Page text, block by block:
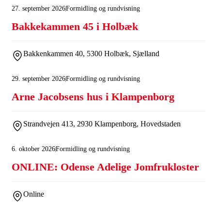
27. september 2026Formidling og rundvisning
Bakkekammen 45 i Holbæk
Bakkenkammen 40, 5300 Holbæk, Sjælland
29. september 2026Formidling og rundvisning
Arne Jacobsens hus i Klampenborg
Strandvejen 413, 2930 Klampenborg, Hovedstaden
6. oktober 2026Formidling og rundvisning
ONLINE: Odense Adelige Jomfrukloster
Online